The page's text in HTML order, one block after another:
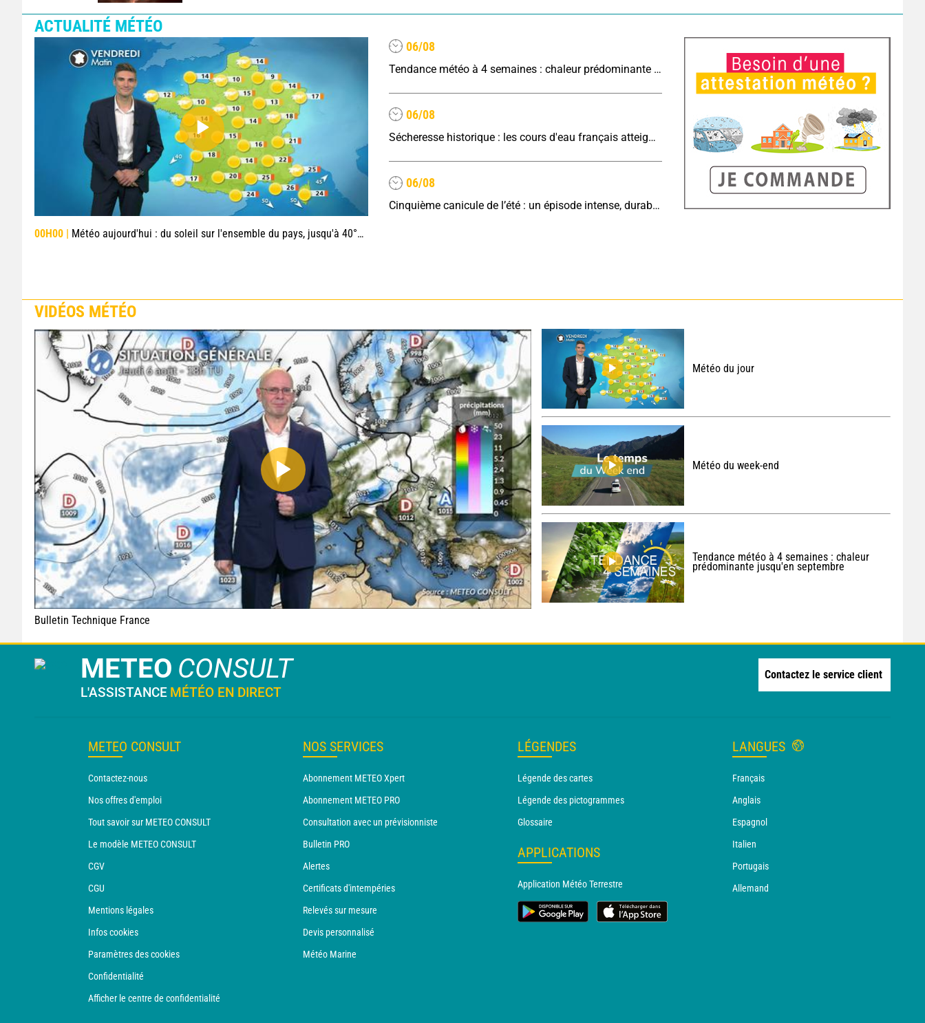
ACTUALITÉ MÉTÉO
00H00 | Météo aujourd'hui : du soleil sur l'ensemble du pays, jusqu'à 40°C au sud-est
06/08
Tendance météo à 4 semaines : chaleur prédominante jusqu'en septembre
06/08
Sécheresse historique : les cours d'eau français atteignent un niveau critique
06/08
Cinquième canicule de l’été : un épisode intense, durable et étendu la semaine prochaine
VIDÉOS MÉTÉO
Bulletin Technique France
Météo du jour
Météo du week-end
Tendance météo à 4 semaines : chaleur
prédominante jusqu'en septembre
METEO CONSULT
L'ASSISTANCE MÉTÉO EN DIRECT
Contactez le service client
METEO CONSULT
Contactez-nous
Nos offres d'emploi
Tout savoir sur METEO CONSULT
Le modèle METEO CONSULT
CGV
CGU
Mentions légales
Infos cookies
Paramètres des cookies
Confidentialité
Afficher le centre de confidentialité
NOS SERVICES
Abonnement METEO Xpert
Abonnement METEO PRO
Consultation avec un prévisionniste
Bulletin PRO
Alertes
Certificats d'intempéries
Relevés sur mesure
Devis personnalisé
Météo Marine
LÉGENDES
Légende des cartes
Légende des pictogrammes
Glossaire
APPLICATIONS
Application Météo Terrestre
LANGUES
Français
Anglais
Espagnol
Italien
Portugais
Allemand